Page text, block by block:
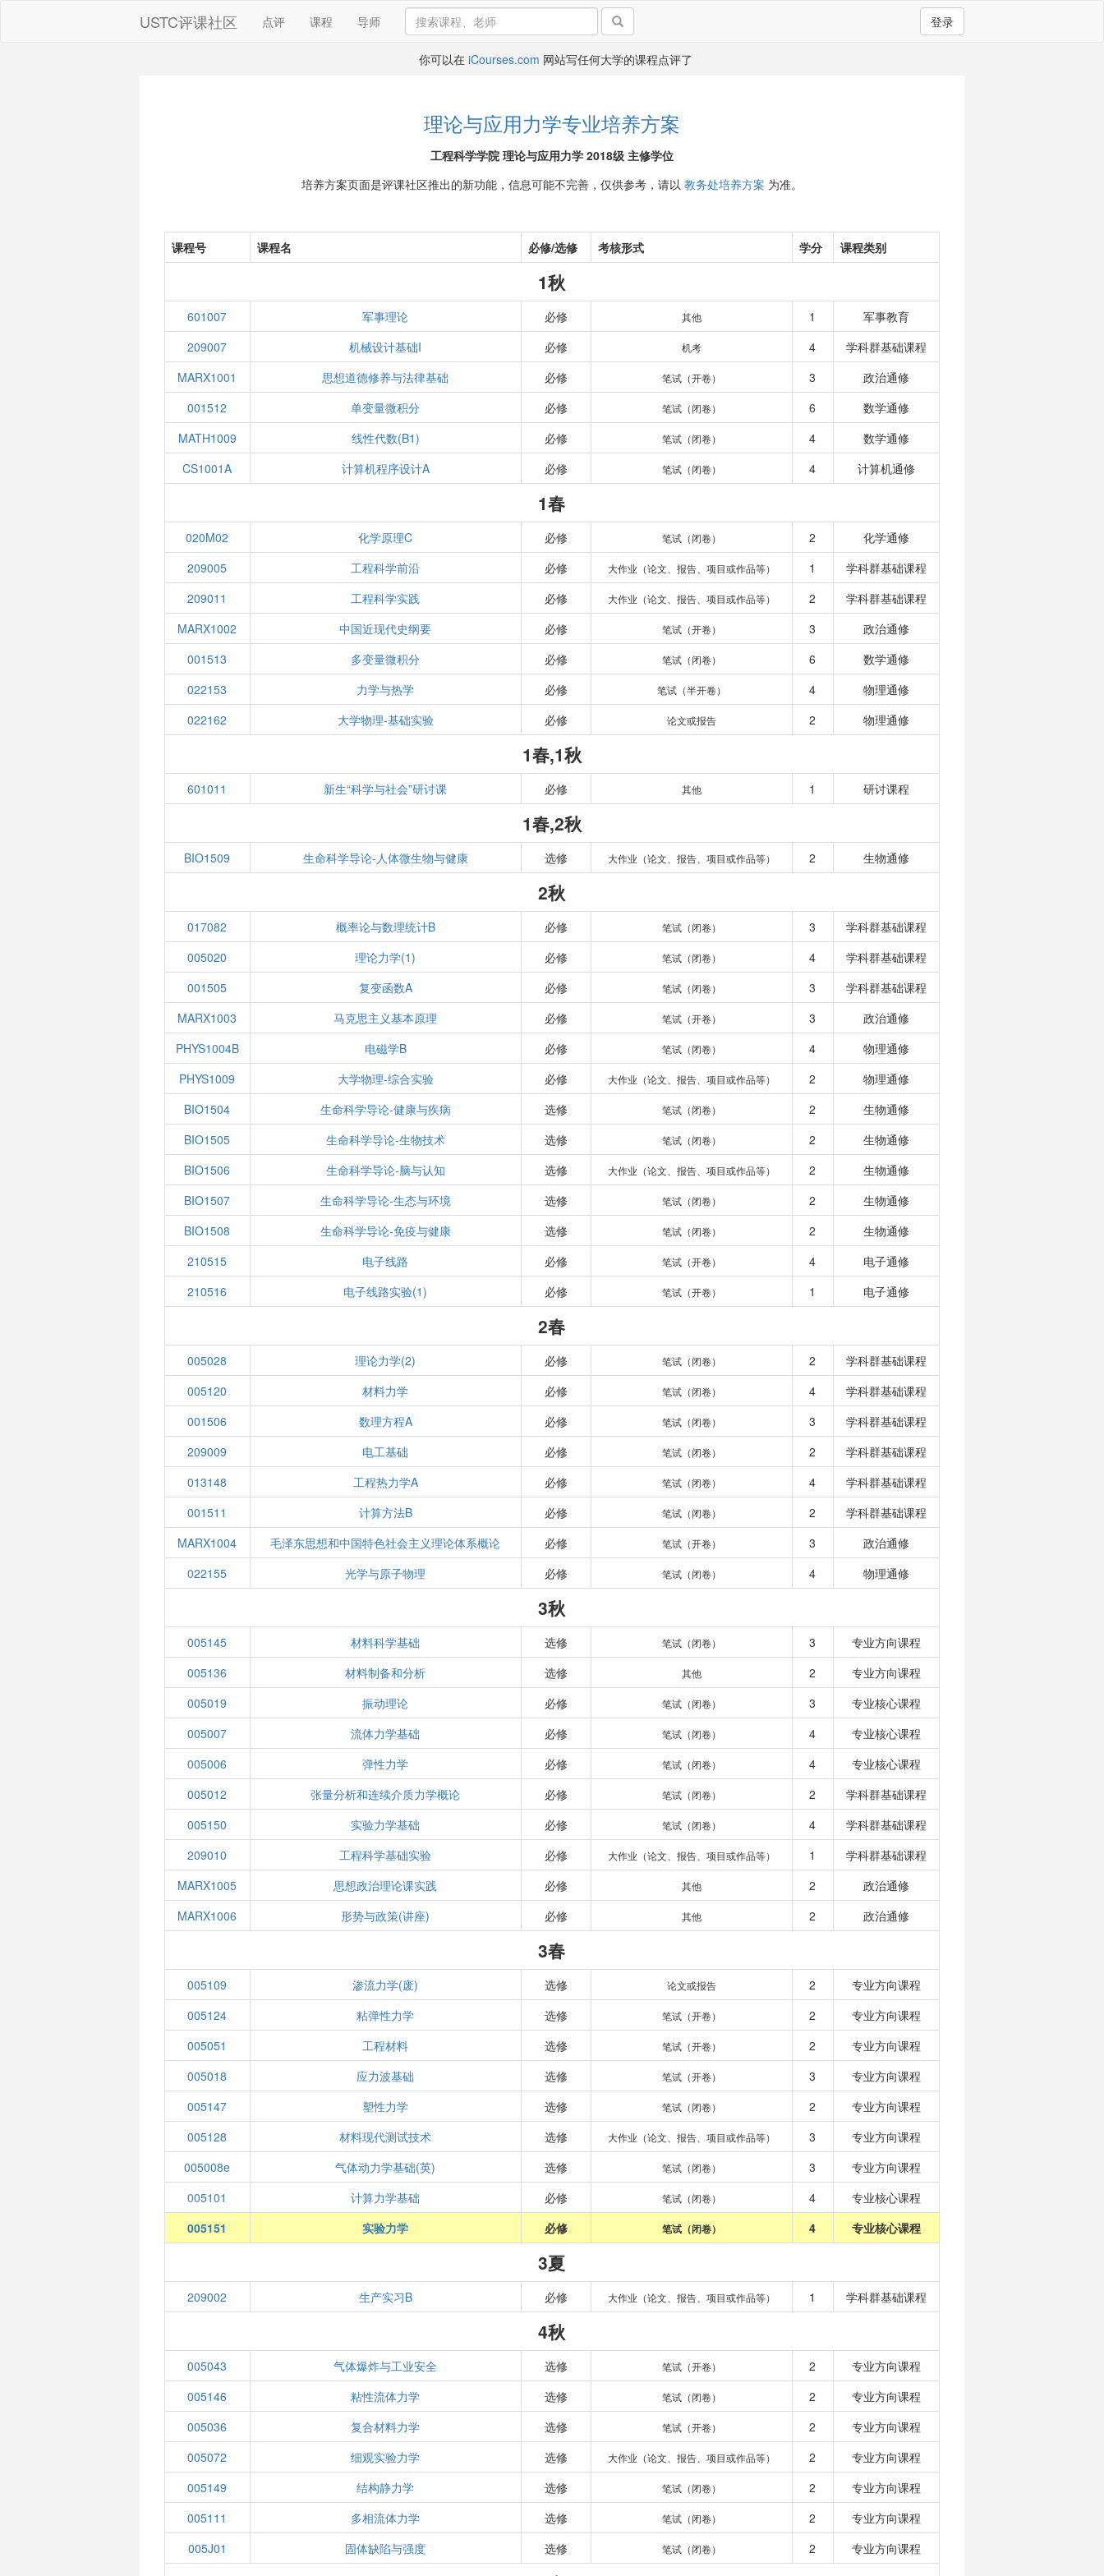
USTC评课社区 点评 课程 导师 登录
你可以在 iCourses.com 网站写任何大学的课程点评了
理论与应用力学专业培养方案
工程科学学院 理论与应用力学 2018级 主修学位
培养方案页面是评课社区推出的新功能，信息可能不完善，仅供参考，请以 教务处培养方案 为准。
课程号 课程名 必修/选修 考核形式 学分 课程类别
1秋
601007 军事理论 必修 其他 1
军事教育
209007
机械设计基础I 必修 机考 4
学科群基础课程
MARX1001
思想道德修养与法律基础 必修 笔试（开卷） 3
政治通修
001512
单变量微积分 必修 笔试（闭卷） 6
数学通修
MATH1009
线性代数(B1) 必修 笔试（闭卷） 4
数学通修
CS1001A
计算机程序设计A 必修 笔试（闭卷） 4 计算机通修
1春
020M02 化学原理C 必修 笔试（闭卷） 2
化学通修
209005
工程科学前沿 必修 大作业（论文、报告、项目或作品等） 1
学科群基础课程
209011
工程科学实践 必修 大作业（论文、报告、项目或作品等） 2
学科群基础课程
MARX1002
中国近现代史纲要 必修 笔试（开卷） 3
政治通修
001513
多变量微积分 必修 笔试（闭卷） 6
数学通修
022153
力学与热学 必修 笔试（半开卷） 4
物理通修
022162
大学物理-基础实验 必修 论文或报告 2 物理通修
1春,1秋
601011 新生“科学与社会”研讨课 必修 其他 1 研讨课程
1春,2秋
BIO1509 生命科学导论-人体微生物与健康 选修 大作业（论文、报告、项目或作品等） 2 生物通修
2秋
017082 概率论与数理统计B 必修 笔试（闭卷） 3
学科群基础课程
005020
理论力学(1) 必修 笔试（闭卷） 4
学科群基础课程
001505
复变函数A 必修 笔试（闭卷） 3
学科群基础课程
MARX1003
马克思主义基本原理 必修 笔试（开卷） 3
政治通修
PHYS1004B
电磁学B 必修 笔试（闭卷） 4
物理通修
PHYS1009
大学物理-综合实验 必修 大作业（论文、报告、项目或作品等） 2
物理通修
BIO1504
生命科学导论-健康与疾病 选修 笔试（闭卷） 2
生物通修
BIO1505
生命科学导论-生物技术 选修 笔试（闭卷） 2
生物通修
BIO1506
生命科学导论-脑与认知 选修 大作业（论文、报告、项目或作品等） 2
生物通修
BIO1507
生命科学导论-生态与环境 选修 笔试（闭卷） 2
生物通修
BIO1508
生命科学导论-免疫与健康 选修 笔试（闭卷） 2
生物通修
210515
电子线路 必修 笔试（开卷） 4
电子通修
210516
电子线路实验(1) 必修 笔试（开卷） 1 电子通修
2春
005028 理论力学(2) 必修 笔试（闭卷） 2
学科群基础课程
005120
材料力学 必修 笔试（闭卷） 4
学科群基础课程
001506
数理方程A 必修 笔试（闭卷） 3
学科群基础课程
209009
电工基础 必修 笔试（闭卷） 2
学科群基础课程
013148
工程热力学A 必修 笔试（闭卷） 4
学科群基础课程
001511
计算方法B 必修 笔试（闭卷） 2
学科群基础课程
MARX1004
毛泽东思想和中国特色社会主义理论体系概论 必修 笔试（开卷） 3
政治通修
022155
光学与原子物理 必修 笔试（闭卷） 4 物理通修
3秋
005145 材料科学基础 选修 笔试（闭卷） 3
专业方向课程
005136
材料制备和分析 选修 其他 2
专业方向课程
005019
振动理论 必修 笔试（闭卷） 3
专业核心课程
005007
流体力学基础 必修 笔试（闭卷） 4
专业核心课程
005006
弹性力学 必修 笔试（闭卷） 4
专业核心课程
005012
张量分析和连续介质力学概论 必修 笔试（闭卷） 2
学科群基础课程
005150
实验力学基础 必修 笔试（闭卷） 4
学科群基础课程
209010
工程科学基础实验 必修 大作业（论文、报告、项目或作品等） 1
学科群基础课程
MARX1005
思想政治理论课实践 必修 其他 2
政治通修
MARX1006
形势与政策(讲座) 必修 其他 2 政治通修
3春
005109 渗流力学(废) 选修 论文或报告 2
专业方向课程
005124
粘弹性力学 选修 笔试（开卷） 2
专业方向课程
005051
工程材料 选修 笔试（开卷） 2
专业方向课程
005018
应力波基础 选修 笔试（开卷） 3
专业方向课程
005147
塑性力学 选修 笔试（闭卷） 2
专业方向课程
005128
材料现代测试技术 选修 大作业（论文、报告、项目或作品等） 3
专业方向课程
005008e
气体动力学基础(英) 选修 笔试（闭卷） 3
专业方向课程
005101
计算力学基础 必修 笔试（闭卷） 4
专业核心课程
005151
实验力学 必修 笔试（闭卷） 4 专业核心课程
3夏
209002 生产实习B 必修 大作业（论文、报告、项目或作品等） 1 学科群基础课程
4秋
005043 气体爆炸与工业安全 选修 笔试（开卷） 2
专业方向课程
005146
粘性流体力学 选修 笔试（闭卷） 2
专业方向课程
005036
复合材料力学 选修 笔试（开卷） 2
专业方向课程
005072
细观实验力学 选修 大作业（论文、报告、项目或作品等） 2
专业方向课程
005149
结构静力学 选修 笔试（闭卷） 2
专业方向课程
005111
多相流体力学 选修 笔试（闭卷） 2
专业方向课程
005J01
固体缺陷与强度 选修 笔试（闭卷） 2 专业方向课程